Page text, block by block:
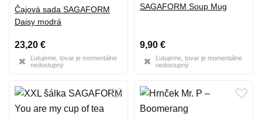
Čajová sada SAGAFORM
Daisy modrá
23,20 €
Ľutujeme, tovar je momentálne
nedostupný
SAGAFORM Soup Mug
9,90 €
Ľutujeme, tovar je momentálne
nedostupný